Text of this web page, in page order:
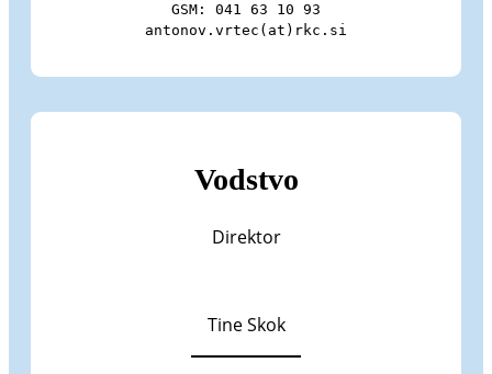
GSM: 041 63 10 93
antonov.vrtec(at)rkc.si
Vodstvo
Direktor
Tine Skok